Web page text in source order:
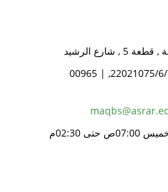
شارع الرشيد
00965 22021075/6/7/8, | 00965
حتى 02:30م